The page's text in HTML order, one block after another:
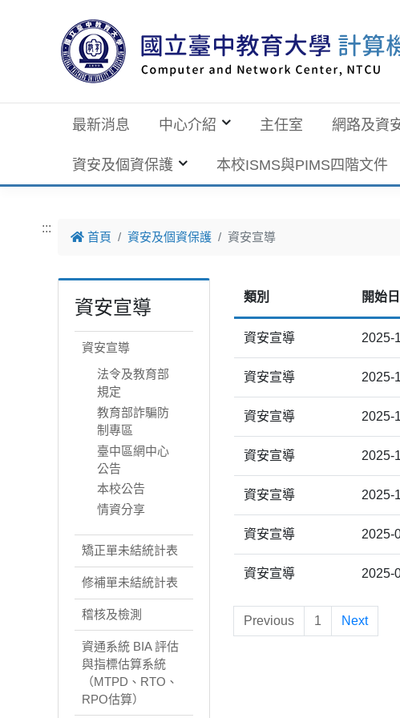
最新消息 中心介紹 主任室 網路及資
資安及個資保護 本校ISMS與PIMS四階文件
:::
首頁 資安及個資保護 資安宣導
資安宣導
資安宣導
法令及教育部
規定
教育部詐騙防
制專區
臺中區網中心
公告
本校公告
情資分享
矯正單未結統計表
修補單未結統計表
稽核及檢測
資通系統 BIA 評估
與指標估算系統
（MTPD、RTO、
RPO估算）
類別 開始
資安宣導 2025-
資安宣導 2025-
資安宣導 2025-
資安宣導 2025-
資安宣導 2025-
資安宣導 2025-
資安宣導 2025-
Previous 1 Next